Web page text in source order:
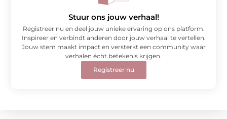
Stuur ons jouw verhaal!
Registreer nu en deel jouw unieke ervaring op ons platform.
Inspireer en verbindt anderen door jouw verhaal te vertellen.
Jouw stem maakt impact en versterkt een community waar
verhalen écht betekenis krijgen.
Registreer nu